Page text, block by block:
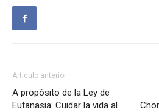
Artículo anterior
A propósito de la Ley de
Eutanasia: Cuidar la vida al